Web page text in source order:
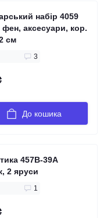
набір 4059
фен, аксесуари, кор.
см
3
До кошика
457B-39A
2 яруси
1